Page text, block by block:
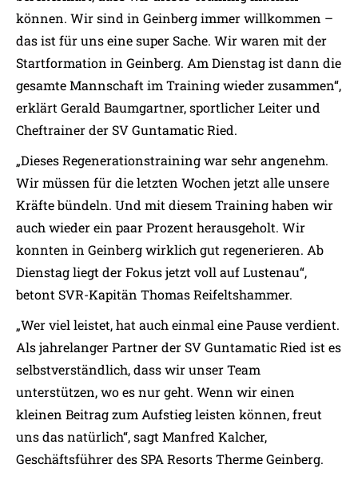
können. Wir sind in Geinberg immer willkommen –
das ist für uns eine super Sache. Wir waren mit der
Startformation in Geinberg. Am Dienstag ist dann die
gesamte Mannschaft im Training wieder zusammen“,
erklärt Gerald Baumgartner, sportlicher Leiter und
Cheftrainer der SV Guntamatic Ried.
„Dieses Regenerationstraining war sehr angenehm.
Wir müssen für die letzten Wochen jetzt alle unsere
Kräfte bündeln. Und mit diesem Training haben wir
auch wieder ein paar Prozent herausgeholt. Wir
konnten in Geinberg wirklich gut regenerieren. Ab
Dienstag liegt der Fokus jetzt voll auf Lustenau“,
betont SVR-Kapitän Thomas Reifeltshammer.
„Wer viel leistet, hat auch einmal eine Pause verdient.
Als jahrelanger Partner der SV Guntamatic Ried ist es
selbstverständlich, dass wir unser Team
unterstützen, wo es nur geht. Wenn wir einen
kleinen Beitrag zum Aufstieg leisten können, freut
uns das natürlich“, sagt Manfred Kalcher,
Geschäftsführer des SPA Resorts Therme Geinberg.